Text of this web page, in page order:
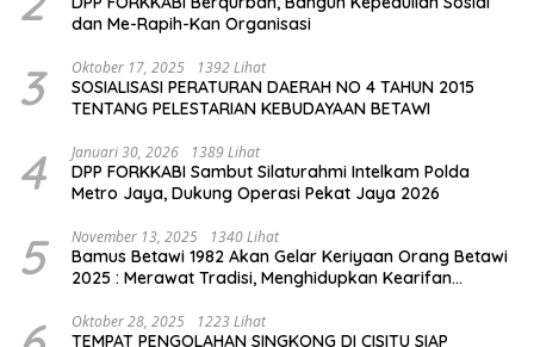
dan Me-Rapih-Kan Organisasi
3 Oktober 17, 2025 1392 Lihat
SOSIALISASI PERATURAN DAERAH NO 4 TAHUN 2015
TENTANG PELESTARIAN KEBUDAYAAN BETAWI
4 Januari 30, 2026 1389 Lihat
DPP FORKKABI Sambut Silaturahmi Intelkam Polda
Metro Jaya, Dukung Operasi Pekat Jaya 2026
5 November 13, 2025 1340 Lihat
Bamus Betawi 1982 Akan Gelar Keriyaan Orang Betawi
2025 : Merawat Tradisi, Menghidupkan Kearifan
Oktober 28, 2025 1223 Lihat
TEMPAT PENGOLAHAN SINGKONG DI CISITU SIAP